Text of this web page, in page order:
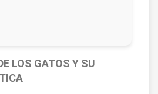
LOS GATOS Y SU